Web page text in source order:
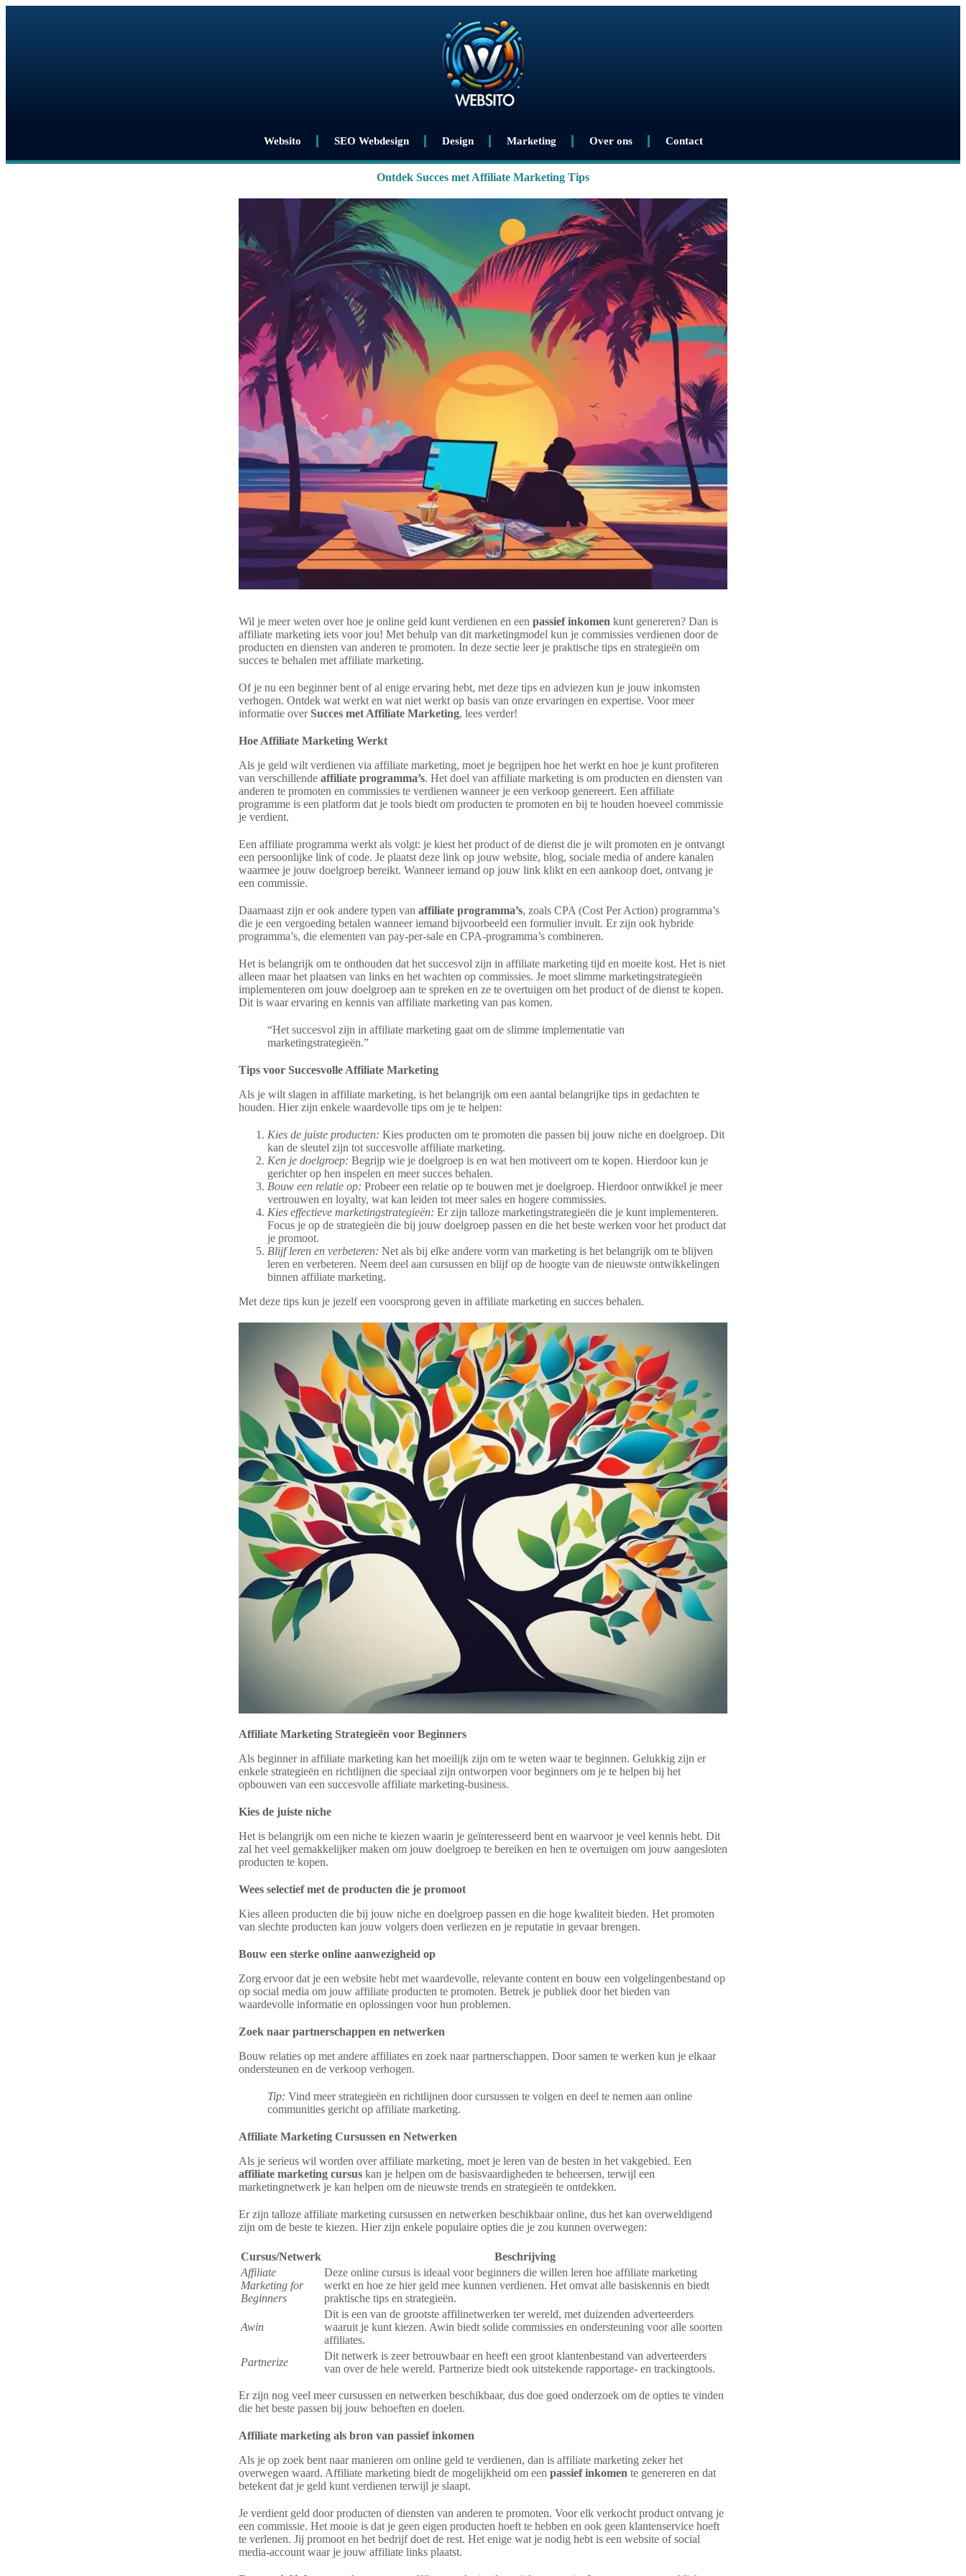
Websito SEO Webdesign Design Marketing Over ons Contact
Ontdek Succes met Affiliate Marketing Tips
Wil je meer weten over hoe je online geld kunt verdienen en een passief inkomen kunt genereren? Dan is
affiliate marketing iets voor jou! Met behulp van dit marketingmodel kun je commissies verdienen door de
producten en diensten van anderen te promoten. In deze sectie leer je praktische tips en strategieën om
succes te behalen met affiliate marketing.
Of je nu een beginner bent of al enige ervaring hebt, met deze tips en adviezen kun je jouw inkomsten
verhogen. Ontdek wat werkt en wat niet werkt op basis van onze ervaringen en expertise. Voor meer
informatie overSucces met Affiliate Marketing, lees verder!
Hoe Affiliate Marketing Werkt
Als je geld wilt verdienen via affiliate marketing, moet je begrijpen hoe het werkt en hoe je kunt profiteren
van verschillende affiliate programma’s. Het doel van affiliate marketing is om producten en diensten van
anderen te promoten en commissies te verdienen wanneer je een verkoop genereert. Een affiliate
programme is een platform dat je tools biedt om producten te promoten en bij te houden hoeveel commissie
je verdient.
Een affiliate programma werkt als volgt: je kiest het product of de dienst die je wilt promoten en je ontvangt
een persoonlijke link of code. Je plaatst deze link op jouw website, blog, sociale media of andere kanalen
waarmee je jouw doelgroep bereikt. Wanneer iemand op jouw link klikt en een aankoop doet, ontvang je
een commissie.
Daarnaast zijn er ook andere typen van affiliate programma’s, zoals CPA (Cost Per Action) programma’s
die je een vergoeding betalen wanneer iemand bijvoorbeeld een formulier invult. Er zijn ook hybride
programma’s, die elementen van pay-per-sale en CPA-programma’s combineren.
Het is belangrijk om te onthouden dat het succesvol zijn in affiliate marketing tijd en moeite kost. Het is niet
alleen maar het plaatsen van links en het wachten op commissies. Je moet slimme marketingstrategieën
implementeren om jouw doelgroep aan te spreken en ze te overtuigen om het product of de dienst te kopen.
Dit is waar ervaring en kennis van affiliate marketing van pas komen.
“Het succesvol zijn in affiliate marketing gaat om de slimme implementatie van
marketingstrategieën.”
Tips voor Succesvolle Affiliate Marketing
Als je wilt slagen in affiliate marketing, is het belangrijk om een aantal belangrijke tips in gedachten te
houden. Hier zijn enkele waardevolle tips om je te helpen:
Kies de juiste producten: Kies producten om te promoten die passen bij jouw niche en doelgroep. Dit
kan de sleutel zijn tot succesvolle affiliate marketing.
Ken je doelgroep: Begrijp wie je doelgroep is en wat hen motiveert om te kopen. Hierdoor kun je
gerichter op hen inspelen en meer succes behalen.
Bouw een relatie op: Probeer een relatie op te bouwen met je doelgroep. Hierdoor ontwikkel je meer
vertrouwen en loyalty, wat kan leiden tot meer sales en hogere commissies.
Kies effectieve marketingstrategieën: Er zijn talloze marketingstrategieën die je kunt implementeren.
Focus je op de strategieën die bij jouw doelgroep passen en die het beste werken voor het product dat
je promoot.
Blijf leren en verbeteren: Net als bij elke andere vorm van marketing is het belangrijk om te blijven
leren en verbeteren. Neem deel aan cursussen en blijf op de hoogte van de nieuwste ontwikkelingen
binnen affiliate marketing.
Met deze tips kun je jezelf een voorsprong geven in affiliate marketing en succes behalen.
Affiliate Marketing Strategieën voor Beginners
Als beginner in affiliate marketing kan het moeilijk zijn om te weten waar te beginnen. Gelukkig zijn er
enkele strategieën en richtlijnen die speciaal zijn ontworpen voor beginners om je te helpen bij het
opbouwen van een succesvolle affiliate marketing-business.
Kies de juiste niche
Het is belangrijk om een niche te kiezen waarin je geïnteresseerd bent en waarvoor je veel kennis hebt. Dit
zal het veel gemakkelijker maken om jouw doelgroep te bereiken en hen te overtuigen om jouw aangesloten
producten te kopen.
Wees selectief met de producten die je promoot
Kies alleen producten die bij jouw niche en doelgroep passen en die hoge kwaliteit bieden. Het promoten
van slechte producten kan jouw volgers doen verliezen en je reputatie in gevaar brengen.
Bouw een sterke online aanwezigheid op
Zorg ervoor dat je een website hebt met waardevolle, relevante content en bouw een volgelingenbestand op
op social media om jouw affiliate producten te promoten. Betrek je publiek door het bieden van
waardevolle informatie en oplossingen voor hun problemen.
Zoek naar partnerschappen en netwerken
Bouw relaties op met andere affiliates en zoek naar partnerschappen. Door samen te werken kun je elkaar
ondersteunen en de verkoop verhogen.
Tip: Vind meer strategieën en richtlijnen door cursussen te volgen en deel te nemen aan online
communities gericht op affiliate marketing.
Affiliate Marketing Cursussen en Netwerken
Als je serieus wil worden over affiliate marketing, moet je leren van de besten in het vakgebied. Een
affiliate marketing cursus kan je helpen om de basisvaardigheden te beheersen, terwijl een
marketingnetwerk je kan helpen om de nieuwste trends en strategieën te ontdekken.
Er zijn talloze affiliate marketing cursussen en netwerken beschikbaar online, dus het kan overweldigend
zijn om de beste te kiezen. Hier zijn enkele populaire opties die je zou kunnen overwegen:
Cursus/Netwerk
Beschrijving
Affiliate
Marketing for
Beginners
Deze online cursus is ideaal voor beginners die willen leren hoe affiliate marketing
werkt en hoe ze hier geld mee kunnen verdienen. Het omvat alle basiskennis en biedt
praktische tips en strategieën.
Awin
Dit is een van de grootste affilinetwerken ter wereld, met duizenden adverteerders
waaruit je kunt kiezen. Awin biedt solide commissies en ondersteuning voor alle soorten
affiliates.
Partnerize
Dit netwerk is zeer betrouwbaar en heeft een groot klantenbestand van adverteerders
van over de hele wereld. Partnerize biedt ook uitstekende rapportage- en trackingtools.
Er zijn nog veel meer cursussen en netwerken beschikbaar, dus doe goed onderzoek om de opties te vinden
die het beste passen bij jouw behoeften en doelen.
Affiliate marketing als bron van passief inkomen
Als je op zoek bent naar manieren om online geld te verdienen, dan is affiliate marketing zeker het
overwegen waard. Affiliate marketing biedt de mogelijkheid om een passief inkomen te genereren en dat
betekent dat je geld kunt verdienen terwijl je slaapt.
Je verdient geld door producten of diensten van anderen te promoten. Voor elk verkocht product ontvang je
een commissie. Het mooie is dat je geen eigen producten hoeft te hebben en ook geen klantenservice hoeft
te verlenen. Jij promoot en het bedrijf doet de rest. Het enige wat je nodig hebt is een website of social
media-account waar je jouw affiliate links plaatst.